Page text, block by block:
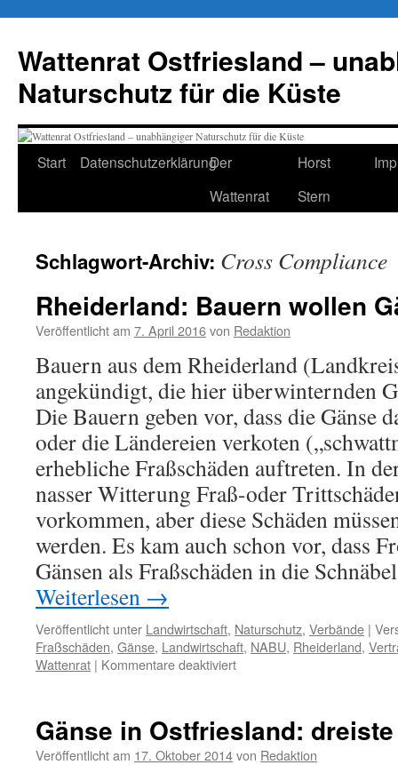
springen
Wattenrat Ostfriesland –
Naturschutz für die Küste
Start DatenschutzerklärungDer
Wattenrat
Horst
Stern
Schlagwort-Archiv: Cross Compliance
Rheiderland: Bauern wollen
Veröffentlicht am 7. April 2016von Redaktion
Bauern aus dem Rheiderland
angekündigt, die hier überwinternden
Die Bauern geben vor, dass die Gänse
oder die Ländereien verkoten
erhebliche Fraßschäden auftreten. In
nasser Witterung Fraß-oder
vorkommen, aber diese Schäden
werden. Es kam auch schon vor, dass
Gänsen als Fraßschäden in die
Weiterlesen →
Veröffentlicht unter Landwirtschaft, Naturschutz, Verbände |
Fraßschäden, Gänse, Landwirtschaft, NABU, Rheiderland,
Wattenrat | Kommentare deaktiviertfür
Gänse
vertreiben
Gänse in Ostfriesland:
Veröffentlicht am 17. Oktober 2014von Redaktion